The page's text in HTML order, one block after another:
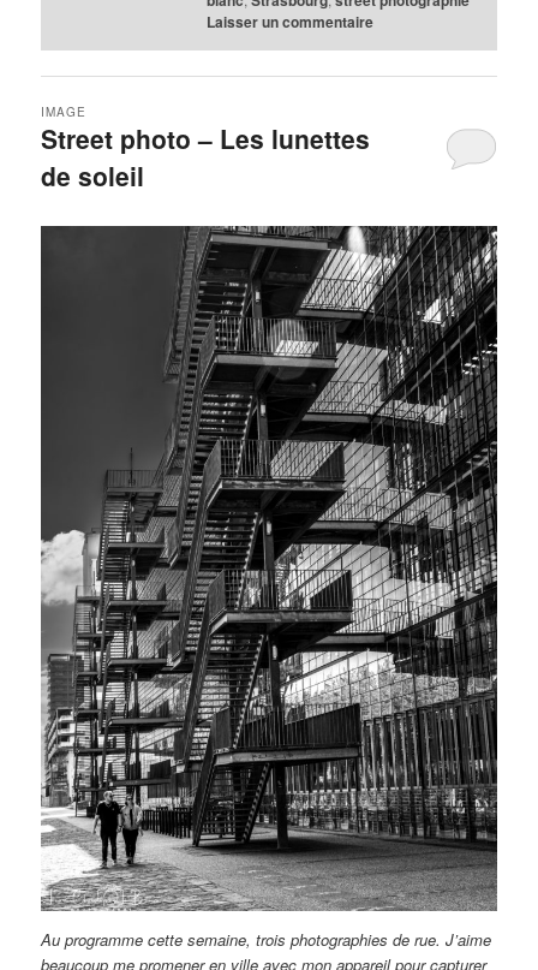
Laisser un commentaire
Street photo – Les lunettes
de soleil
IMAGE
Au programme cette semaine, trois photographies de rue. J’aime
beaucoup me promener en ville avec mon appareil pour capturer